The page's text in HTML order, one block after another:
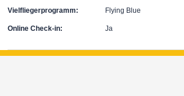
Vielfliegerprogramm: Flying Blue
Online Check-in: Ja